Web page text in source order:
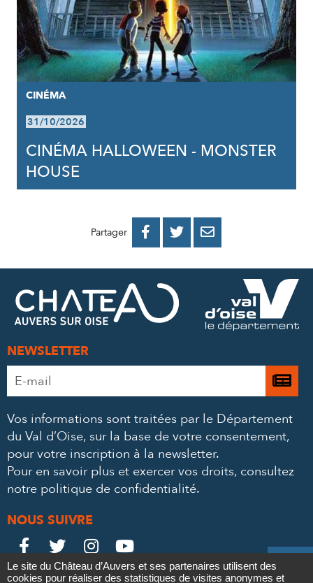
CINÉMA
31/10/2026
CINÉMA HALLOWEEN - MONSTER
HOUSE
Partager 
PARTAGER
FACEBOOK
PARTAGER
PARTAGER
MAIL
NEWSLETTER
Adresse
e-
*
Je
à
Vos informations sont traitées par le Département
du Val d’Oise, sur la base de votre consentement,
pour votre inscription à la newsletter.
Pour en savoir plus et exercer vos droits, consultez
notre politique de confidentialité.
NOUS SUIVRE
Le
Château

Le
Château

Le
Château

Le
Château

Le site du Château d’Auvers et ses partenaires utilisent des
cookies pour réaliser des statistiques de visites anonymes et